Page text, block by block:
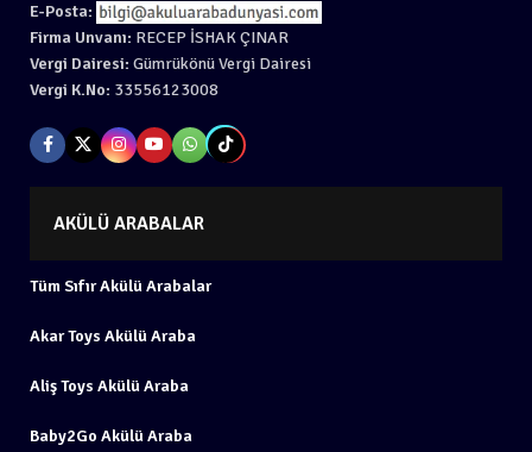
E-Posta:
Firma Unvanı: RECEP İSHAK ÇINAR
Vergi Dairesi: Gümrükönü Vergi Dairesi
Vergi K.No: 33556123008
AKÜLÜ ARABALAR
Tüm Sıfır Akülü Arabalar
Akar Toys Akülü Araba
Aliş Toys Akülü Araba
Baby2Go Akülü Araba